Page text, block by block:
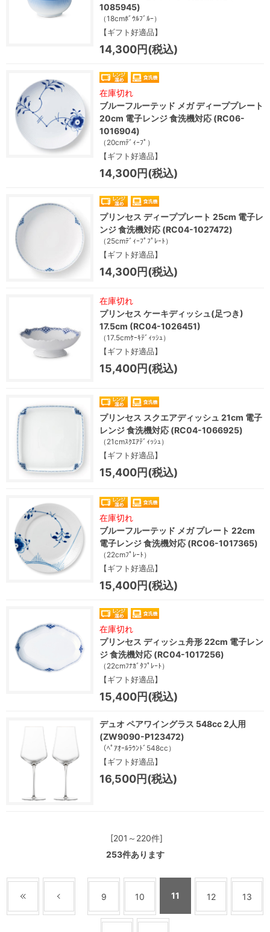
1085945)
（18cmﾎﾞｳﾙﾌﾞﾙｰ）
【ギフト好適品】
14,300円(税込)
在庫切れ
ブルーフルーテッド メガ ディーププレート
20cm 電子レンジ 食洗機対応 (RC06-
1016904)
（20cmﾃﾞｨｰﾌﾟ）
【ギフト好適品】
14,300円(税込)
プリンセス ディーププレート 25cm 電子レ
ンジ 食洗機対応 (RC04-1027472)
（25cmﾃﾞｨｰﾌﾟﾌﾟﾚｰﾄ）
【ギフト好適品】
14,300円(税込)
在庫切れ
プリンセス ケーキディッシュ(足つき)
17.5cm (RC04-1026451)
（17.5cmｹｰｷﾃﾞｨｯｼｭ）
【ギフト好適品】
15,400円(税込)
プリンセス スクエアディッシュ 21cm 電子
レンジ 食洗機対応 (RC04-1066925)
（21cmｽｸｴｱﾃﾞｨｯｼｭ）
【ギフト好適品】
15,400円(税込)
在庫切れ
ブルーフルーテッド メガ プレート 22cm
電子レンジ 食洗機対応 (RC06-1017365)
（22cmﾌﾟﾚｰﾄ）
【ギフト好適品】
15,400円(税込)
在庫切れ
プリンセス ディッシュ舟形 22cm 電子レン
ジ 食洗機対応 (RC04-1017256)
（22cmﾌﾅｶﾞﾀﾌﾟﾚｰﾄ）
【ギフト好適品】
15,400円(税込)
デュオ ペアワイングラス 548cc 2人用
(ZW9090-P123472)
（ﾍﾟｱｵｰﾙﾗｳﾝﾄﾞ548cc）
【ギフト好適品】
16,500円(税込)
[201～220件]
253件あります
9 10 11 12 13